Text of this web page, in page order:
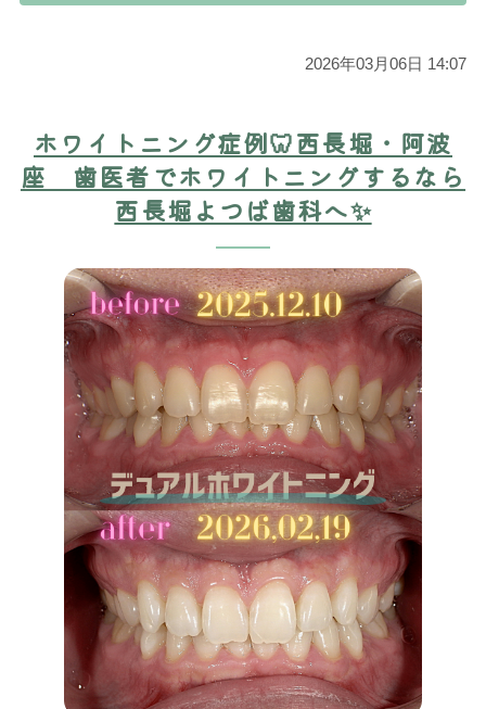
2026年03月06日 14:07
ホワイトニング症例🦷西長堀・阿波
座 歯医者でホワイトニングするなら
西長堀よつば歯科へ✨